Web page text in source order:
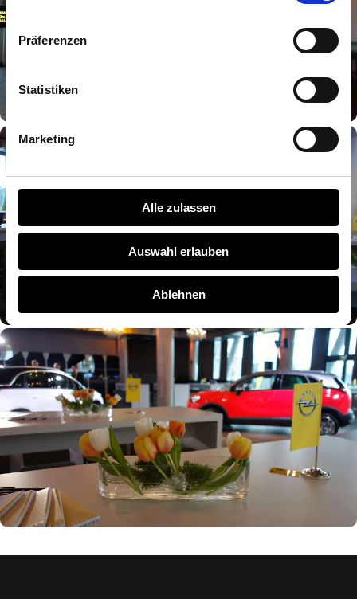
Präferenzen
Statistiken
Marketing
Alle zulassen
Auswahl erlauben
Ablehnen